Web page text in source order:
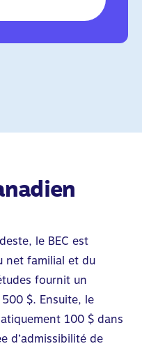
le BEC est
net familial et du
fournit un
$. Ensuite, le
100 $ dans
d’admissibilité de